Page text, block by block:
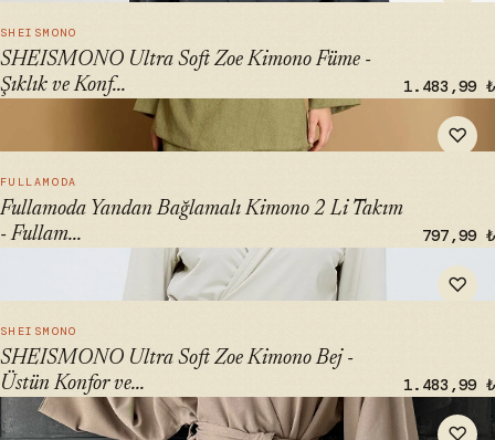
SHEISMONO
SHEISMONO Ultra Soft Zoe Kimono Füme -
Şıklık ve Konf...
1.483,99 ₺
♡
" alt="Fullamoda Yandan Bağlamalı Kimono 2 Li Takım -
Fullamodest" loading="lazy">
FULLAMODA
Fullamoda Yandan Bağlamalı Kimono 2 Li Takım
- Fullam...
797,99 ₺
♡
" alt="SHEISMONO Ultra Soft Zoe Kimono Bej - Üstün
Konfor ve Şıklık" loading="lazy">
SHEISMONO
SHEISMONO Ultra Soft Zoe Kimono Bej -
Üstün Konfor ve...
1.483,99 ₺
♡
" alt="oshebu Bej Kadın Kemerli Kimono - Şık ve Konforlu